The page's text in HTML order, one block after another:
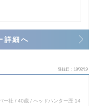
詳細へ
登録日 18/02/19
ー社 40歳
ヘッドハンター歴 14